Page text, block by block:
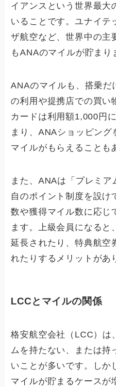
イアンスという世界最大
いることです。ユナイテ
ザ航空など、世界中の主
もANAのマイルが貯まり
ANAのマイルも、搭乗だ
の利用や提携店での買い
カードは利用額1,000円
まり、ANAショッピング
マイルがもらえることも
また、ANAは「プレミア
自のポイント制度を設け
数や獲得マイル数に応じ
ます。上級会員になると
延長されたり、特典航空
れたりするメリットがあ
LCCとマイルの関係
格安航空会社（LCC）は
ムを持たない、または持
いことが多いです。しか
マイルが貯まるケースが